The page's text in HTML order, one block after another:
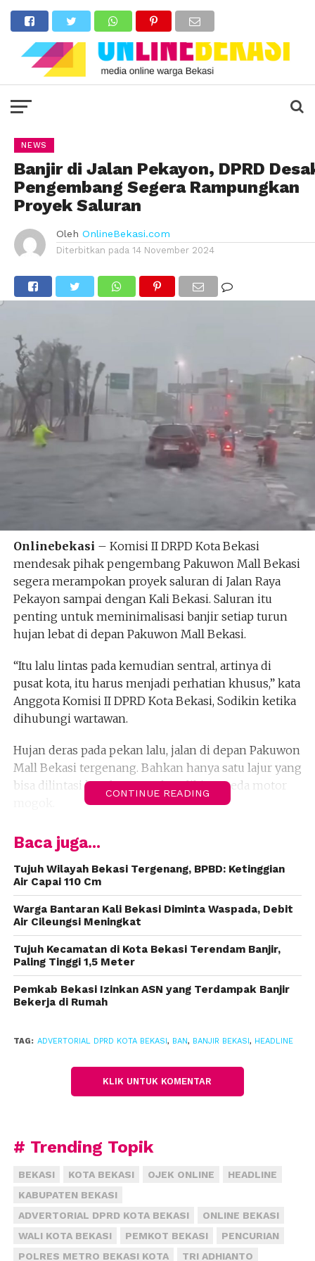
NEWS
Banjir di Jalan Pekayon, DPRD
Pengembang Segera Rampungkan
Proyek Saluran
Oleh OnlineBekasi.com
Diterbitkan pada 14 November 2024
Onlinebekasi – Komisi II DRPD Kota Bekasi
mendesak pihak pengembang Pakuwon Mall Bekasi
segera merampokan proyek saluran di Jalan Raya
Pekayon sampai dengan Kali Bekasi. Saluran itu
penting untuk meminimalisasi banjir setiap turun
hujan lebat di depan Pakuwon Mall Bekasi.
“Itu lalu lintas pada kemudian sentral, artinya di
pusat kota, itu harus menjadi perhatian khusus,” kata
Anggota Komisi II DPRD Kota Bekasi, Sodikin ketika
dihubungi wartawan.
Hujan deras pada pekan lalu, jalan di depan Pakuwon
Mall Bekasi tergenang. Bahkan hanya satu lajur yang
bisa dilintasi kendaraan. Tak sedikit sepeda motor
“Dalam waktu dekat kami akan memanggil,
Pakuwon dan juga dinas, ingin mempertanyakan
pekerjaan di situ, sudah sejauh mana. Ini
memastikan agar proses saluran air benar-benar
lancar di situ, karena itu daerah strategis,” ucap
Sodikin.
Kapala Dinas Bina Marga dan Sumber Daya Air
(DBMSDA) Kota Bekasi, Aceng Solahudin
mengungkapkan, saat ini sedang ada pengerjaan
crossing saluran oleh pihak pengelola mal. Yaitu
surat kepada pihak pengelola mal soal pengerjaan
crossing saluran tersebut.
Sumber Daya Air Kota Bekasi Nomor:
800.1.1/1330/DSOA, DA tentang rekomendasi teknis
penataan dan crossing saluran Jalan Raya Pekayon,
Kota Bekasi.
pekerjaan tersebut, baik di hulu maupun di hilir
CONTINUE READING
Baca juga...
Tujuh Wilayah Bekasi Tergenang, BPBD: Ketinggian
Air Capai 110 Cm
Warga Bantaran Kali Bekasi Diminta Waspada, Debit
Air Cileungsi Meningkat
Tujuh Kecamatan di Kota Bekasi Terendam Banjir,
Paling Tinggi 1,5 Meter
Pemkab Bekasi Izinkan ASN yang Terdampak Banjir
Bekerja di Rumah
TAG: ADVERTORIAL DPRD KOTA BEKASI, BAN, BANJIR BEKASI, HEADLINE
KLIK UNTUK KOMENTAR
# Trending Topik
BEKASI KOTA BEKASI OJEK ONLINE
HEADLINE
KABUPATEN BEKASI
ADVERTORIAL DPRD KOTA BEKASI
ONLINE BEKASI
WALI KOTA BEKASI
PEMKOT BEKASI
PENCURIAN
POLRES METRO BEKASI KOTA
TRI ADHIANTO